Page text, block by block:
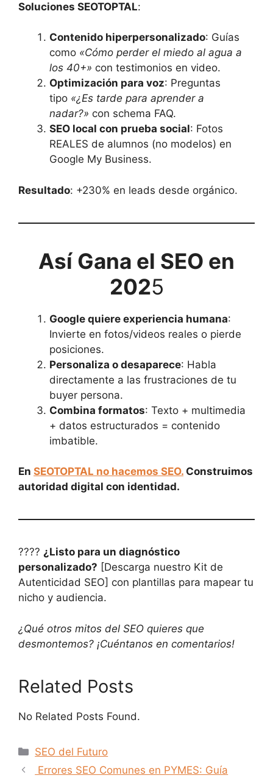
Soluciones SEOTOPTAL:
Contenido hiperpersonalizado: Guías
como «Cómo perder el miedo al agua a
los 40+» con testimonios en video.
Optimización para voz: Preguntas
tipo «¿Es tarde para aprender a
nadar?» con schema FAQ.
SEO local con prueba social: Fotos
REALES de alumnos (no modelos) en
Google My Business.
Resultado: +230% en leads desde orgánico.
Así Gana el SEO en
2025
Google quiere experiencia humana:
Invierte en fotos/videos reales o pierde
posiciones.
Personaliza o desaparece: Habla
directamente a las frustraciones de tu
buyer persona.
Combina formatos: Texto + multimedia
+ datos estructurados = contenido
imbatible.
En SEOTOPTAL no hacemos SEO. Construimos
autoridad digital con identidad.
???? ¿Listo para un diagnóstico
personalizado? [Descarga nuestro Kit de
Autenticidad SEO] con plantillas para mapear tu
nicho y audiencia.
¿Qué otros mitos del SEO quieres que
desmontemos? ¡Cuéntanos en comentarios!
Related Posts
No Related Posts Found.
Categorías
SEO del Futuro
Errores SEO Comunes en PYMES: Guía